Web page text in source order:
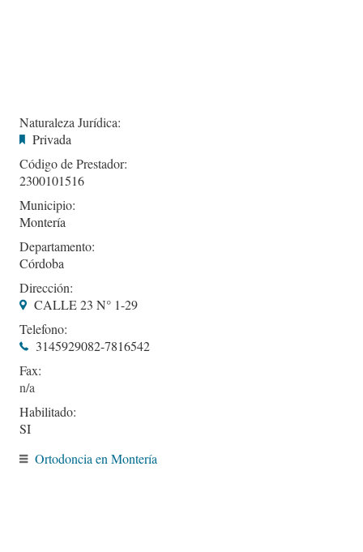
Naturaleza Jurídica:
Privada
Código de Prestador:
2300101516
Municipio:
Montería
Departamento:
Córdoba
Dirección:
CALLE 23 N° 1-29
Telefono:
3145929082-7816542
Fax:
Habilitado:
SI
Ortodoncia en Montería